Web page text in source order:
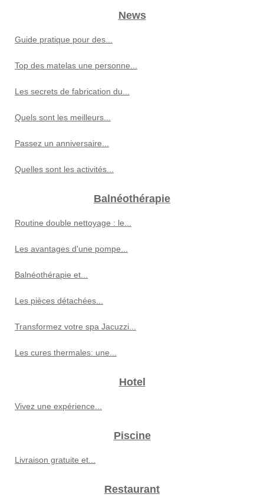
News
Guide pratique pour des...
Top des matelas une personne...
Les secrets de fabrication du...
Quels sont les meilleurs...
Passez un anniversaire...
Quelles sont les activités...
Balnéothérapie
Routine double nettoyage : le...
Les avantages d'une pompe...
Balnéothérapie et...
Les pièces détachées...
Transformez votre spa Jacuzzi...
Les cures thermales: une...
Hotel
Vivez une expérience...
Piscine
Livraison gratuite et...
Restaurant